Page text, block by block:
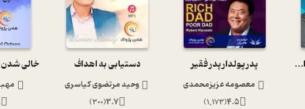
چگونه اعتماد به نفس داشته باشیم ؟ پدر پولدار پدر فقیر
معصومه عزیزمحمدی
4.5
(
1,173
)
دستیابی به اهداف
وحید مرتضوی کیاسری
3.7
(
300
)